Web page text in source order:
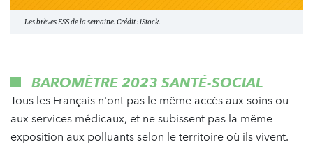
Les brèves ESS de la semaine. Crédit : iStock.
BAROMÈTRE 2023 SANTÉ-SOCIAL
Tous les Français n'ont pas le même accès aux soins ou
aux services médicaux, et ne subissent pas la même
exposition aux polluants selon le territoire où ils vivent.